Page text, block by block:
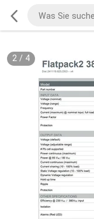
2/ 4